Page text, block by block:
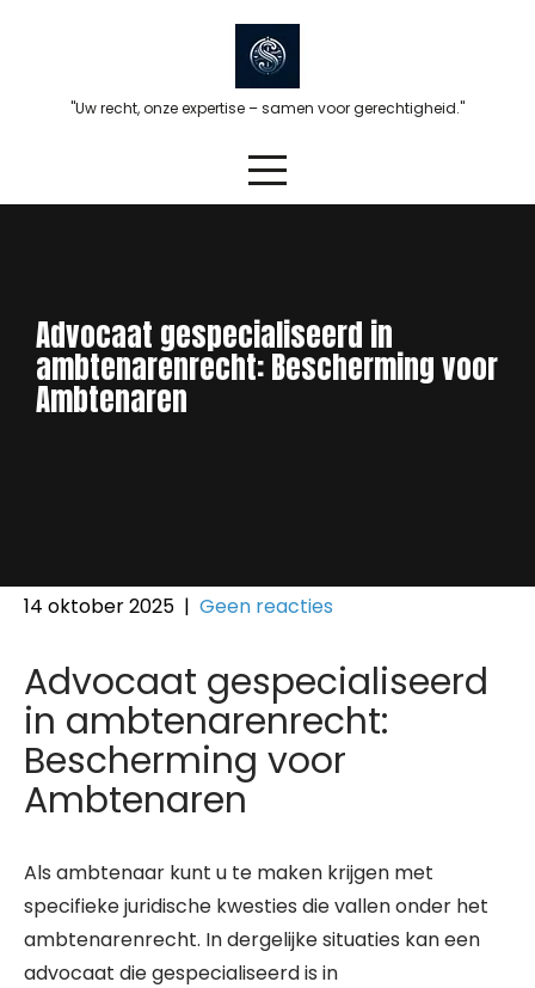
"Uw recht, onze expertise – samen voor gerechtigheid."
Advocaat gespecialiseerd in
ambtenarenrecht: Bescherming voor
Ambtenaren
14 oktober 2025 | Geen reacties
Advocaat gespecialiseerd
in ambtenarenrecht:
Bescherming voor
Ambtenaren
Als ambtenaar kunt u te maken krijgen met
specifieke juridische kwesties die vallen onder het
ambtenarenrecht. In dergelijke situaties kan een
advocaat die gespecialiseerd is in